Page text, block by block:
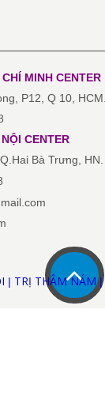
CHÍ MINHCENTER
P12, Q 10, HCM.
NỘICENTER
Bà Trưng, HN.
| TRỊ THÂM NÁM|